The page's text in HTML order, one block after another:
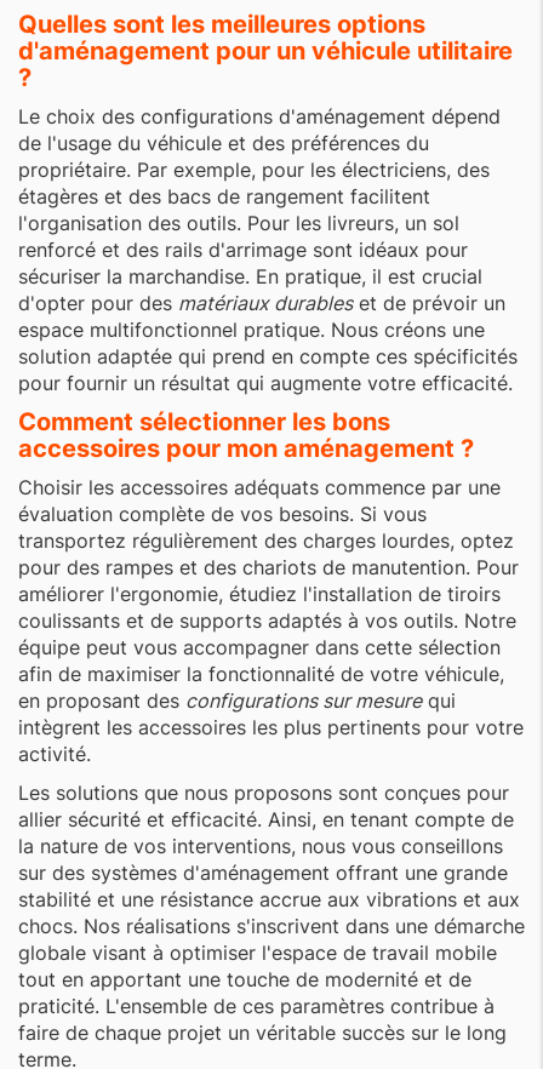
Quelles sont les meilleures options
d'aménagement pour un véhicule utilitaire
?
Le choix des configurations d'aménagement dépend
de l'usage du véhicule et des préférences du
propriétaire. Par exemple, pour les électriciens, des
étagères et des bacs de rangement facilitent
l'organisation des outils. Pour les livreurs, un sol
renforcé et des rails d'arrimage sont idéaux pour
sécuriser la marchandise. En pratique, il est crucial
d'opter pour des matériaux durableset de prévoir un
espace multifonctionnel pratique. Nous créons une
solution adaptée qui prend en compte ces spécificités
pour fournir un résultat qui augmente votre efficacité.
Comment sélectionner les bons
accessoires pour mon aménagement ?
Choisir les accessoires adéquats commence par une
évaluation complète de vos besoins. Si vous
transportez régulièrement des charges lourdes, optez
pour des rampes et des chariots de manutention. Pour
améliorer l'ergonomie, étudiez l'installation de tiroirs
coulissants et de supports adaptés à vos outils. Notre
équipe peut vous accompagner dans cette sélection
afin de maximiser la fonctionnalité de votre véhicule,
en proposant des configurations sur mesurequi
intègrent les accessoires les plus pertinents pour votre
activité.
Les solutions que nous proposons sont conçues pour
allier sécurité et efficacité. Ainsi, en tenant compte de
la nature de vos interventions, nous vous conseillons
sur des systèmes d'aménagement offrant une grande
stabilité et une résistance accrue aux vibrations et aux
chocs. Nos réalisations s'inscrivent dans une démarche
globale visant à optimiser l'espace de travail mobile
tout en apportant une touche de modernité et de
praticité. L'ensemble de ces paramètres contribue à
faire de chaque projet un véritable succès sur le long
terme.